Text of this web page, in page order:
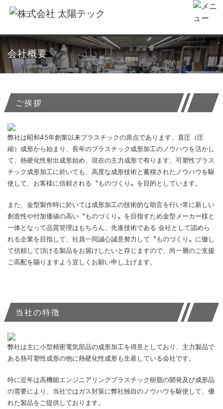
会社概要
ご挨拶
弊社は昭和45年創業以来プラスチックの原点であります、直圧（圧
縮）成形から始まり、長年のプラスチック成形加工のノウハウを活かし
て、熱硬化性射出成形始め、現在の主力成形で有ります、可塑性プラス
チック成形加工に於いても、高度な成形技術と蓄積されたノウハウを駆
使して、お客様に信頼される〝ものづくり〟を目的としています。
また、金型製作時に於いては成形加工の技術的な助言を行い常に新しい
創造性や付加価値の高い〝ものづくり〟を目指すため金型メーカー様と
一体となって品質管理はもちろん、先進技術である 会社として認めら
れる企業を目指して、社員一同誠心誠意努力して〝ものづくり〟に徹し
て信頼して頂ける製品をお届けしたいと存じますので、尚一層のご支援
ご高配を賜りますよう宜しくお願い申し上げます。
当社の特徴
弊社は主に小型精密電気部品の成形加工を得意としており、主力製品で
ある熱可塑性成形の他に熱硬化性成形も生産している会社です。
特に近年は高機能エンジニアリングプラスチック樹脂の開発及び成形品
の需要により、当社ではガス対策に弊社独自のノウハウを駆使して、優
れた製品をご提供しております。